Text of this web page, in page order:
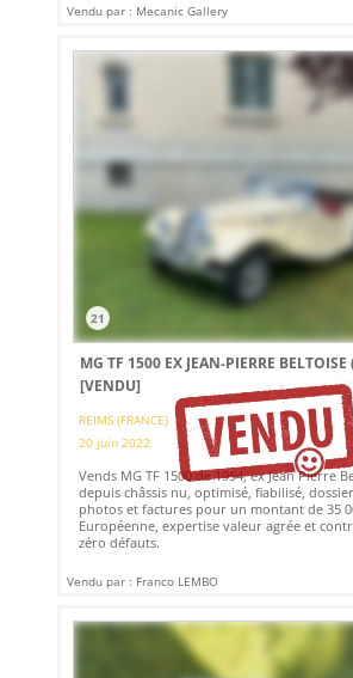
Vendu par : Mecanic Gallery
21
MG TF 1500 EX JEAN-PIERRE
[VENDU]
REIMS (FRANCE)
20 juin 2022
Vends MG TF 1500 de 1954, ex Jean Pierre
depuis châssis nu, optimisé, fiabilisé,
photos et factures pour un montant de 35
Européenne, expertise valeur agrée et
zéro défauts.
Vendu par : Franco LEMBO